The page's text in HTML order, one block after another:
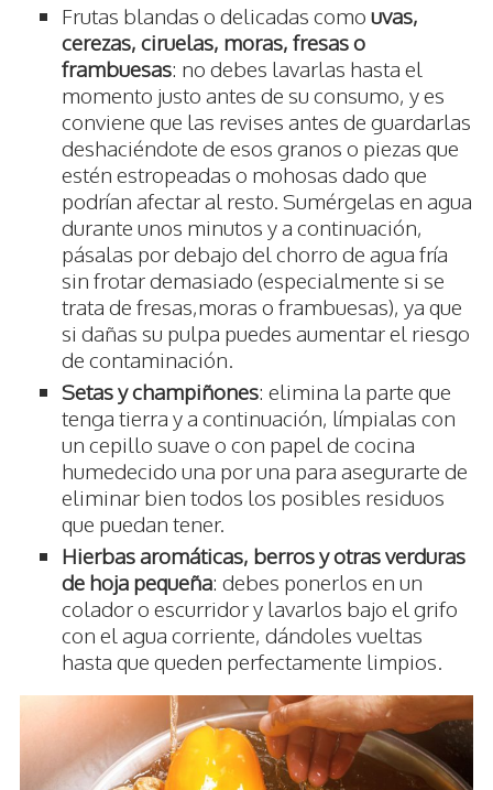
Frutas blandas o delicadas como uvas,
cerezas, ciruelas, moras, fresas o
frambuesas: no debes lavarlas hasta el
momento justo antes de su consumo, y es
conviene que las revises antes de guardarlas
deshaciéndote de esos granos o piezas que
estén estropeadas o mohosas dado que
podrían afectar al resto. Sumérgelas en agua
durante unos minutos y a continuación,
pásalas por debajo del chorro de agua fría
sin frotar demasiado (especialmente si se
trata de fresas,moras o frambuesas), ya que
si dañas su pulpa puedes aumentar el riesgo
de contaminación.
Setas y champiñones: elimina la parte que
tenga tierra y a continuación, límpialas con
un cepillo suave o con papel de cocina
humedecido una por una para asegurarte de
eliminar bien todos los posibles residuos
que puedan tener.
Hierbas aromáticas, berros y otras verduras
de hoja pequeña: debes ponerlos en un
colador o escurridor y lavarlos bajo el grifo
con el agua corriente, dándoles vueltas
hasta que queden perfectamente limpios.